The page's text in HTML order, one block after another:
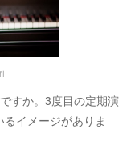
か。3度目の定期演
イメージがありま